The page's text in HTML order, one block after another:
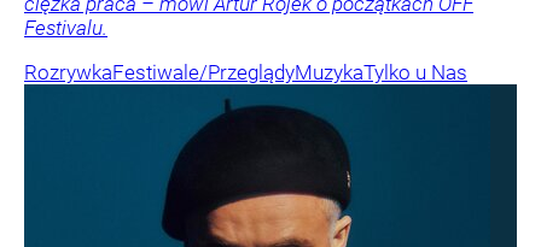
Festivalu.
RozrywkaFestiwale/PrzeglądyMuzykaTylko u Nas